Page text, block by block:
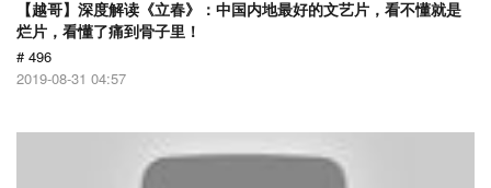
【越哥】深度解读《立春》：中国内地最好的文艺片，看不懂就是
烂片，看懂了痛到骨子里！
# 496
2019-08-31 04:57